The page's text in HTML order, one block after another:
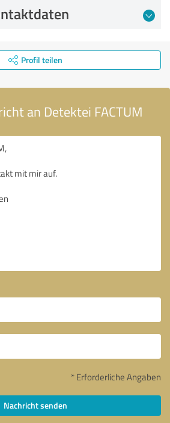
Profil teilen
an Detektei FACTUM
* Erforderliche Angaben
Nachricht senden